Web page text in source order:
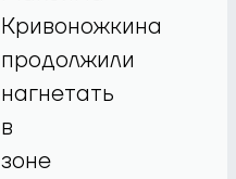
Кривоножкина
продолжили
нагнетать
в
зоне